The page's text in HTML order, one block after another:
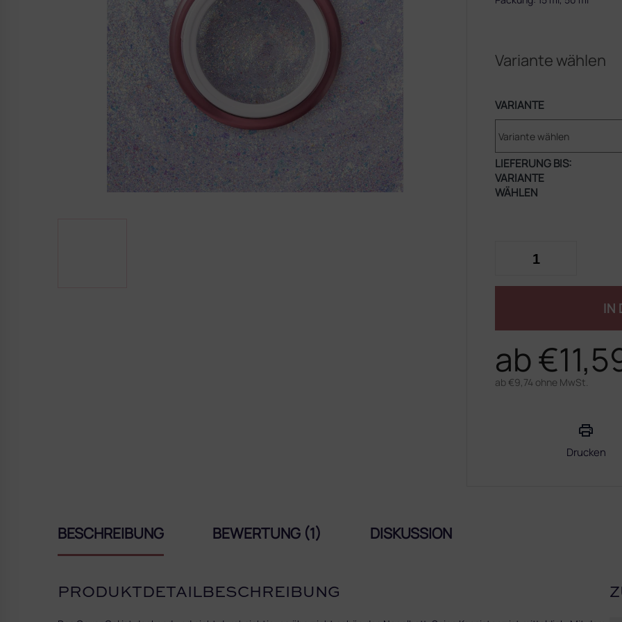
ab
ab €9,74 ohne MwSt.
Variante wählen
VARIANTE
LIEFERUNG BIS:
VARIANTE
WÄHLEN
IN
Drucken
BESCHREIBUNG BEWERTUNG (1) DISKUSSION
PRODUKTDETAILBESCHREIBUNG